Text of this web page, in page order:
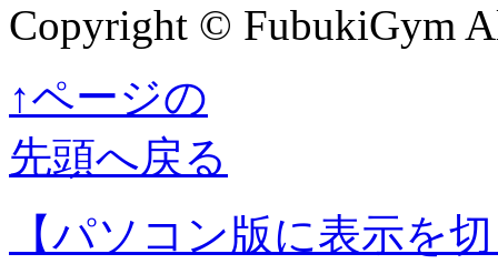
Copyright © FubukiGym
↑ページの
先頭へ戻る
【パソコン版に表示を